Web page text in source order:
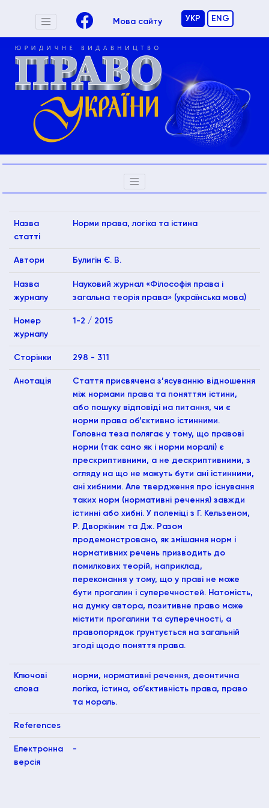
Мова сайту УКР ENG
Назва
статті
Норми права, логіка та істина
Автори Булигін Є. В.
Назва
журналу
Науковий журнал «Філософія права і
загальна теорія права» (українська мова)
Номер
журналу
1-2 / 2015
Сторінки 298 - 311
Анотація
Стаття присвячена з’ясуванню відношення
між нормами права та поняттям істини,
або пошуку відповіді на питання, чи є
норми права об’єктивно істинними.
Головна теза полягає у тому, що правові
норми (так само як і норми моралі) є
прескриптивними, а не дескриптивними, з
огляду на що не можуть бути ані істинними,
ані хибними. Але твердження про існування
таких норм (нормативні речення) завжди
істинні або хибні. У полеміці з Г. Кельзеном,
Р. Дворкіним та Дж. Разом
продемонстровано, як змішання норм і
нормативних речень призводить до
помилкових теорій, наприклад,
переконання у тому, що у праві не може
бути прогалин і суперечностей. Натомість,
на думку автора, позитивне право може
містити прогалини та суперечності, а
правопорядок ґрунтується на загальній
згоді щодо поняття права.
Ключові
слова
норми, нормативні речення, деонтична
логіка, істина, об’єктивність права, право
та мораль.
References
Електронна
версія
-